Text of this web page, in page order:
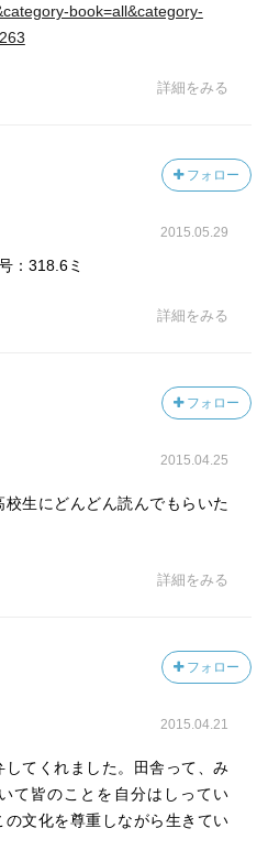
book=all&category-
詳細をみる
フォロー
2015.05.29
：318.6ミ
詳細をみる
フォロー
2015.04.25
生にどんどん読んでもらいた
詳細をみる
フォロー
2015.04.21
てくれました。田舎って、み
て皆のことを自分はしってい
文化を尊重しながら生きてい